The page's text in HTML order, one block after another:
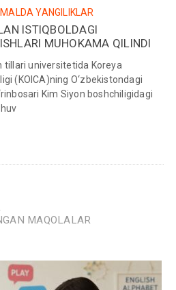
YANGILIKLAR
ISTIQBOLDAGI
MUHOKAMA QILINDI
tillari universitetida Koreya
(KOICA)ning O‘zbekistondagi
Kim Siyon boshchiligidagi
MAQOLALAR